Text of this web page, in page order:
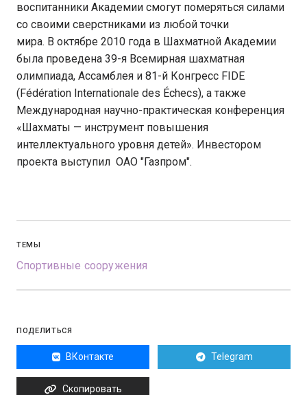
воспитанники Академии смогут померяться силами
со своими сверстниками из любой точки
мира. В октябре 2010 года в Шахматной Академии
была проведена 39-я Всемирная шахматная
олимпиада, Ассамблея и 81-й Конгресс FIDE
(Fédération Internationale des Échecs), а также
Международная научно-практическая конференция
«Шахматы — инструмент повышения
интеллектуального уровня детей». Инвестором
проекта выступил ОАО "Газпром".
ТЕМЫ
Спортивные сооружения
ПОДЕЛИТЬСЯ
ВКонтакте Telegram
Скопировать